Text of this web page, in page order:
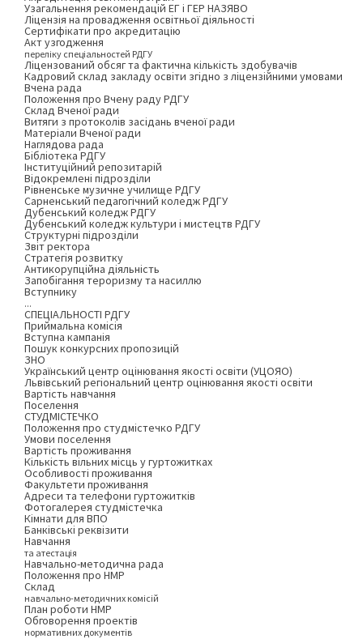
Узагальнення рекомендацій ЕГ і ГЕР НАЗЯВО
Ліцензія на провадження освітньої діяльності
Сертифікати про акредитацію
Акт узгодження
переліку спеціальностей РДГУ
Ліцензований обсяг та фактична кількість здобувачів
Кадровий склад закладу освіти згідно з ліцензійними умовами
Вчена рада
Положення про Вчену раду РДГУ
Склад Вченої ради
Витяги з протоколів засідань вченої ради
Матеріали Вченої ради
Наглядова рада
Бібліотека РДГУ
Інституційний репозитарій
Відокремлені підрозділи
Рівненське музичне училище РДГУ
Сарненський педагогічний коледж РДГУ
Дубенський коледж РДГУ
Дубенський коледж культури і мистецтв РДГУ
Структурні підрозділи
Звіт ректора
Стратегія розвитку
Антикорупційна діяльність
Запобігання тероризму та насиллю
Вступнику
...
СПЕЦІАЛЬНОСТІ РДГУ
Приймальна комісія
Вступна кампанія
Пошук конкурсних пропозицій
ЗНО
Український центр оцінювання якості освіти (УЦОЯО)
Львівський регіональний центр оцінювання якості освіти
Вартість навчання
Поселення
СТУДМІСТЕЧКО
Положення про студмістечко РДГУ
Умови поселення
Вартість проживання
Кількість вільних місць у гуртожитках
Особливості проживання
Факультети проживання
Адреси та телефони гуртожитків
Фотогалерея студмістечка
Кімнати для ВПО
Банківські реквізити
Навчання
та атестація
Навчально-методична рада
Положення про НМР
Склад
навчально-методичних комісій
План роботи НМР
Обговорення проектів
нормативних документів